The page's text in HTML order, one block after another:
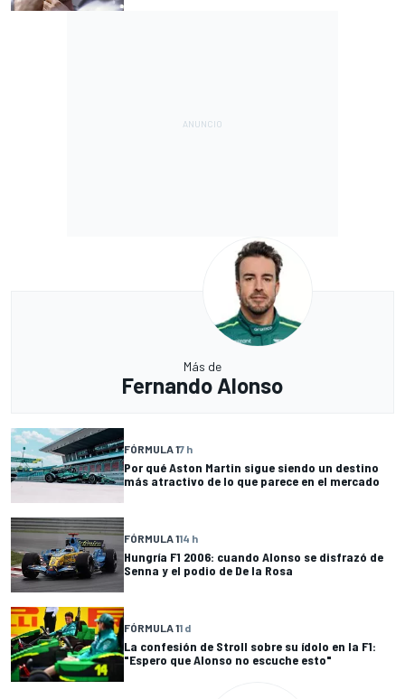
Más de
Fernando Alonso
FÓRMULA 17 h
Por qué Aston Martin sigue siendo un destino
más atractivo de lo que parece en el mercado
FÓRMULA 114 h
Hungría F1 2006: cuando Alonso se disfrazó de
Senna y el podio de De la Rosa
FÓRMULA 11 d
La confesión de Stroll sobre su ídolo en la F1:
"Espero que Alonso no escuche esto"